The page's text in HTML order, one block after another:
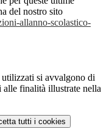
del nostro sito
allanno-scolastico-
si avvalgono di
alle finalità illustrate nella
tutti i cookies